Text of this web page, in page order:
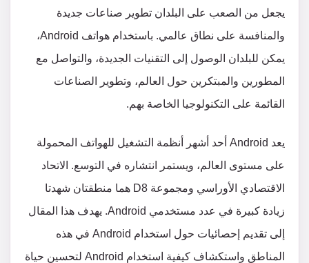
يجعل من الصعب على البلدان تطوير صناعات جديدة
والمنافسة على نطاق عالمي. باستخدام هواتف Android،
يمكن للبلدان الوصول إلى التقنيات الجديدة، والتواصل مع
المطورين والمبتكرين حول العالم، وتطوير الصناعات
القائمة على التكنولوجيا الخاصة بهم.
يعد Android أحد أشهر أنظمة التشغيل للهواتف المحمولة
على مستوى العالم، ويستمر انتشاره في التوسع. الاتحاد
الاقتصادي الأوراسي ومجموعة D8 هما منطقتان شهدتا
زيادة كبيرة في عدد مستخدمي Android. يهدف هذا المقال
إلى تقديم إحصائيات حول استخدام Android في هذه
المناطق واستكشاف كيفية استخدام Android لتحسين حياة